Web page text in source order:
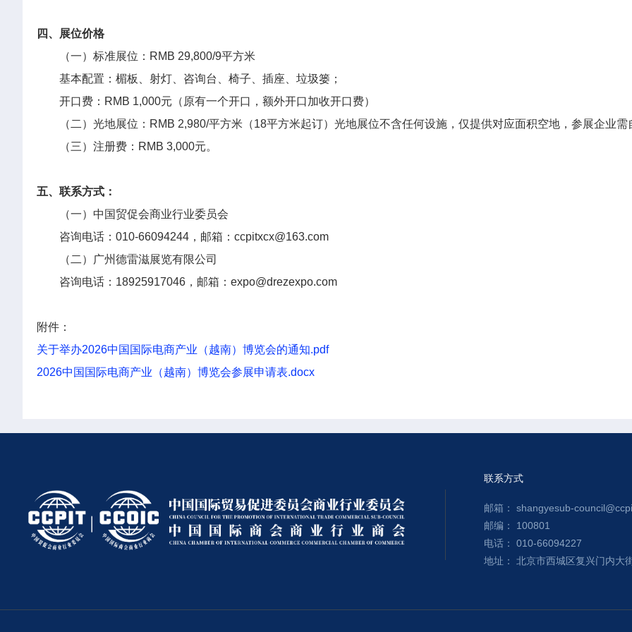
四、展位价格
（一）标准展位：RMB 29,800/9平方米
基本配置：楣板、射灯、咨询台、椅子、插座、垃圾篓；
开口费：RMB 1,000元（原有一个开口，额外开口加收开口费）
（二）光地展位：RMB 2,980/平方米（18平方米起订）光地展位不含任何设施，仅提供对应面积空地，参展企业需
（三）注册费：RMB 3,000元。
五、联系方式：
（一）中国贸促会商业行业委员会
咨询电话：010-66094244，邮箱：ccpitxcx@163.com
（二）广州德雷滋展览有限公司
咨询电话：18925917046，邮箱：expo@drezexpo.com
附件：
关于举办2026中国国际电商产业（越南）博览会的通知.pdf
2026中国国际电商产业（越南）博览会参展申请表.docx
联系方式
邮箱： shangyesub-
邮编： 100801
电话： 010-66094227
地址： 北京市西城区复兴门内大